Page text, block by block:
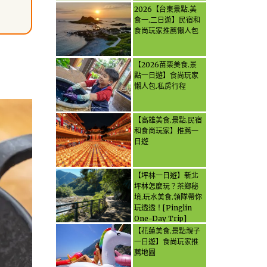
2026【台東景點.美
食一.二日遊】民宿和
食尚玩家推薦懶人包
【2026苗栗美食.景
點一日遊】食尚玩家
懶人包.私房行程
【高雄美食.景點.民宿
和食尚玩家】推薦一
日遊
【坪林一日遊】新北
坪林怎麼玩？茶鄉秘
境.玩水美食.領隊帶你
玩透透！[Pinglin
One-Day Trip]
How to explore
Pinglin, New
Taipei? Tea Village
【花蓮美食.景點親子
一日遊】食尚玩家推
薦地圖